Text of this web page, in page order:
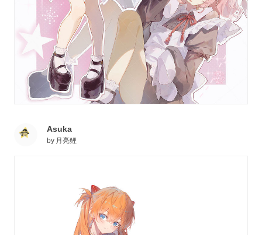
Asuka
by 月亮鲤